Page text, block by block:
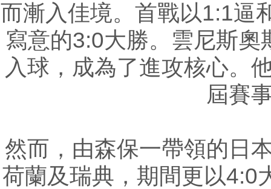
而漸入佳境。首戰以1:1逼
寫意的3:0大勝。雲尼斯
入球，成為了進攻核心。
屆賽
然而，由森保一帶領的日
荷蘭及瑞典，期間更以4:0